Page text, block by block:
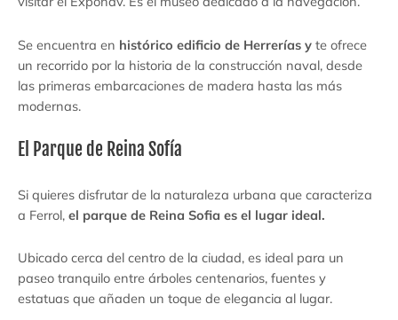
Se encuentra en histórico edificio de Herrerías y te ofrece
un recorrido por la historia de la construcción naval, desde
las primeras embarcaciones de madera hasta las más
modernas.
El Parque de Reina Sofía
Si quieres disfrutar de la naturaleza urbana que caracteriza
a Ferrol, el parque de Reina Sofia es el lugar ideal.
Ubicado cerca del centro de la ciudad, es ideal para un
paseo tranquilo entre árboles centenarios, fuentes y
estatuas que añaden un toque de elegancia al lugar.